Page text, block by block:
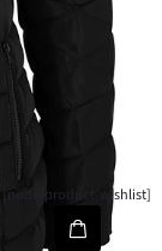
[node-product-wishlist]